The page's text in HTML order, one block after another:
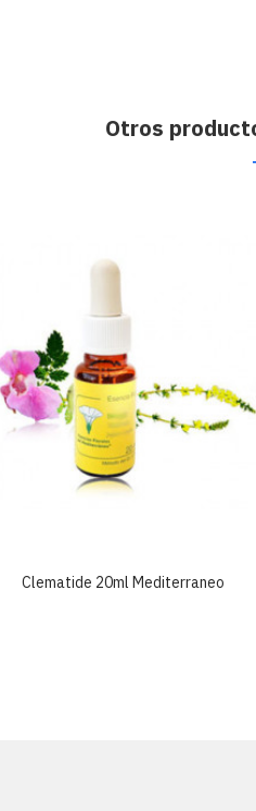
Otros
Clematide 20ml Mediterraneo